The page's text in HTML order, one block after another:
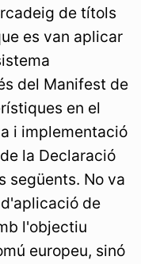
de títols
es van aplicar
del Manifest de
en el
i implementació
la Declaració
següents. No va
de
l'objectiu
europeu, sinó